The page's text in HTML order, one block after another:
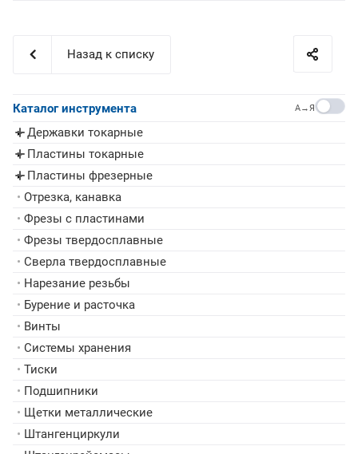
Назад к списку
Каталог инструмента A→Я
▸ Державки токарные
▸ Пластины токарные
▸ Пластины фрезерные
• Отрезка, канавка
• Фрезы с пластинами
• Фрезы твердосплавные
• Сверла твердосплавные
• Нарезание резьбы
• Бурение и расточка
• Винты
• Системы хранения
• Тиски
• Подшипники
• Щетки металлические
• Штангенциркули